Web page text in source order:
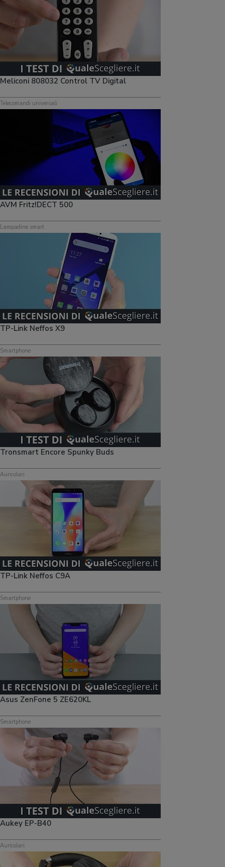
Meliconi 808032 Control TV Digital
Telecomandi universali
AVM Fritz!DECT 500
Lampadine smart
TP-Link Neffos X9
Smartphone
Tronsmart Encore Spunky Buds
Auricolari
TP-Link Neffos C9A
Smartphone
Asus ZenFone 5 ZE620KL
Smartphone
Aukey EP-B40
Auricolari